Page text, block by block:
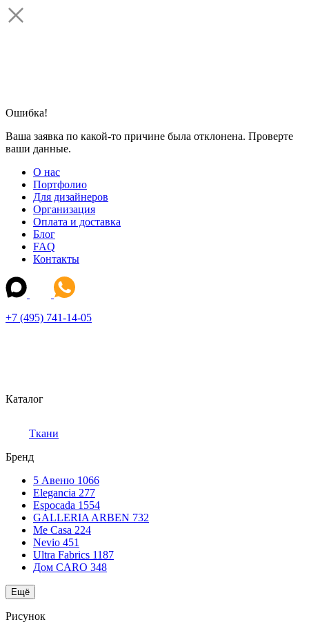
Ошибка!
Ваша заявка по какой-то причине была отклонена. Проверте
ваши данные.
О нас
Портфолио
Для дизайнеров
Организация
Оплата и доставка
Блог
FAQ
Контакты
+7 (495) 741-14-05
Каталог
Ткани
Бренд
5 Авеню 1066
Elegancia 277
Espocada 1554
GALLERIA ARBEN 732
Me Casa 224
Nevio 451
Ultra Fabrics 1187
Дом CARO 348
Ещё
Рисунок